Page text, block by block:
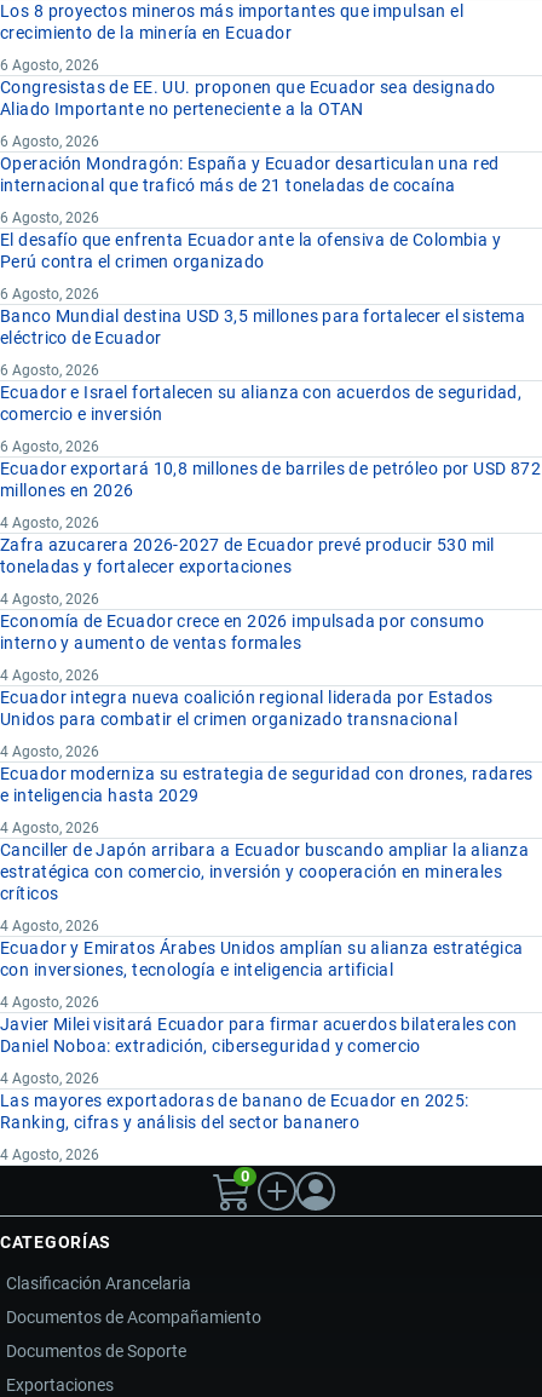
Los 8 proyectos mineros más importantes que impulsan el
crecimiento de la minería en Ecuador
6 Agosto, 2026
Congresistas de EE. UU. proponen que Ecuador sea designado
Aliado Importante no perteneciente a la OTAN
6 Agosto, 2026
Operación Mondragón: España y Ecuador desarticulan una red
internacional que traficó más de 21 toneladas de cocaína
6 Agosto, 2026
El desafío que enfrenta Ecuador ante la ofensiva de Colombia y
Perú contra el crimen organizado
6 Agosto, 2026
Banco Mundial destina USD 3,5 millones para fortalecer el sistema
eléctrico de Ecuador
6 Agosto, 2026
Ecuador e Israel fortalecen su alianza con acuerdos de seguridad,
comercio e inversión
6 Agosto, 2026
Ecuador exportará 10,8 millones de barriles de petróleo por USD 872
millones en 2026
4 Agosto, 2026
Zafra azucarera 2026-2027 de Ecuador prevé producir 530 mil
toneladas y fortalecer exportaciones
4 Agosto, 2026
Economía de Ecuador crece en 2026 impulsada por consumo
interno y aumento de ventas formales
4 Agosto, 2026
Ecuador integra nueva coalición regional liderada por Estados
Unidos para combatir el crimen organizado transnacional
4 Agosto, 2026
Ecuador moderniza su estrategia de seguridad con drones, radares
e inteligencia hasta 2029
4 Agosto, 2026
Canciller de Japón arribara a Ecuador buscando ampliar la alianza
estratégica con comercio, inversión y cooperación en minerales
críticos
4 Agosto, 2026
Ecuador y Emiratos Árabes Unidos amplían su alianza estratégica
con inversiones, tecnología e inteligencia artificial
4 Agosto, 2026
Javier Milei visitará Ecuador para firmar acuerdos bilaterales con
Daniel Noboa: extradición, ciberseguridad y comercio
4 Agosto, 2026
Las mayores exportadoras de banano de Ecuador en 2025:
Ranking, cifras y análisis del sector bananero
4 Agosto, 2026
0
CATEGORÍAS
Clasificación Arancelaria
Documentos de Acompañamiento
Documentos de Soporte
Exportaciones